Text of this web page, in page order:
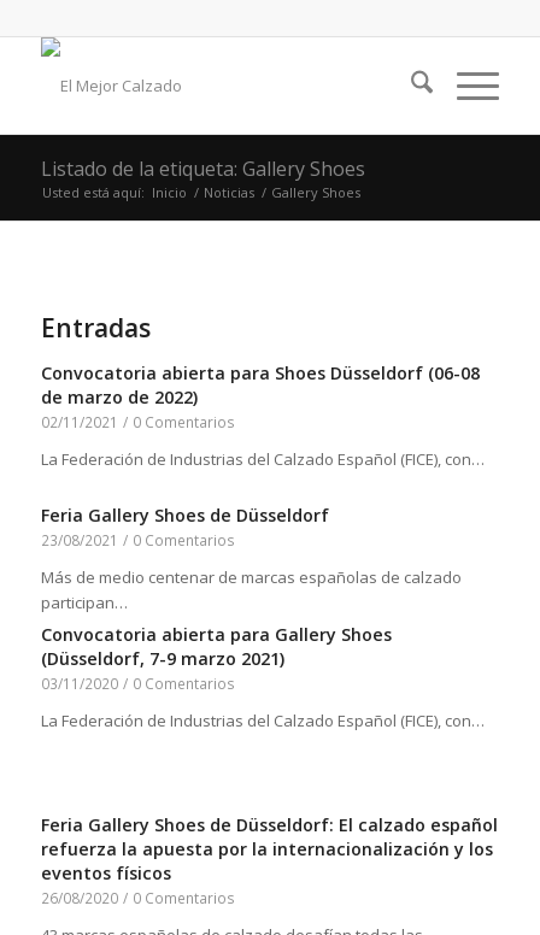
Listado de la etiqueta: Gallery Shoes
Usted está aquí: Inicio / Noticias / Gallery Shoes
Entradas
Convocatoria abierta para Shoes Düsseldorf (06-08
de marzo de 2022)
02/11/2021 / 0 Comentarios
La Federación de Industrias del Calzado Español (FICE), con…
Feria Gallery Shoes de Düsseldorf
23/08/2021 / 0 Comentarios
Más de medio centenar de marcas españolas de calzado
participan…
Convocatoria abierta para Gallery Shoes
(Düsseldorf, 7-9 marzo 2021)
03/11/2020 / 0 Comentarios
La Federación de Industrias del Calzado Español (FICE), con…
Feria Gallery Shoes de Düsseldorf: El calzado español
refuerza la apuesta por la internacionalización y los
eventos físicos
26/08/2020 / 0 Comentarios